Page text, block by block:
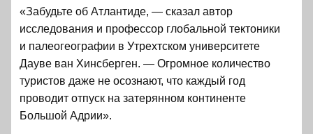
«Забудьте об Атлантиде, — сказал автор
исследования и профессор глобальной тектоники
и палеогеографии в Утрехтском университете
Дауве ван Хинсберген. — Огромное количество
туристов даже не осознают, что каждый год
проводит отпуск на затерянном континенте
Большой Адрии».